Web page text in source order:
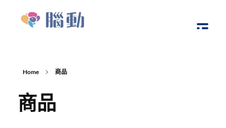
Home 商品
商品